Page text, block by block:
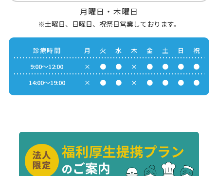
月曜日・木曜日
※土曜日、日曜日、祝祭日営業しております。
診療時間 月 火 水 木 金 土 日
祝
9:00～12:00
× ● ● × ● ● ●
●
14:00～19:00
× ● ● × ● ● ● ●